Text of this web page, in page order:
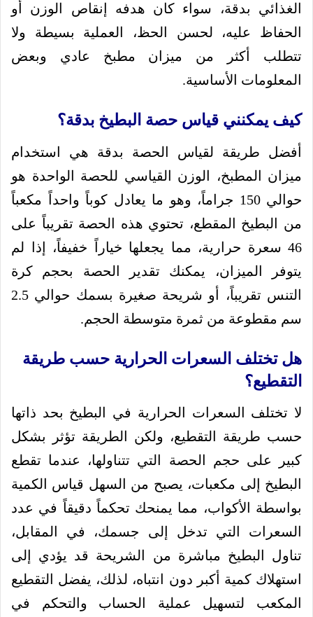
الغذائي بدقة، سواء كان هدفه إنقاص الوزن أو
الحفاظ عليه، لحسن الحظ، العملية بسيطة ولا
تتطلب أكثر من ميزان مطبخ عادي وبعض
المعلومات الأساسية.
كيف يمكنني قياس حصة البطيخ بدقة؟
أفضل طريقة لقياس الحصة بدقة هي استخدام
ميزان المطبخ، الوزن القياسي للحصة الواحدة هو
حوالي 150 جراماً، وهو ما يعادل كوباً واحداً مكعباً
من البطيخ المقطع، تحتوي هذه الحصة تقريباً على
46 سعرة حرارية، مما يجعلها خياراً خفيفاً، إذا لم
يتوفر الميزان، يمكنك تقدير الحصة بحجم كرة
التنس تقريباً، أو شريحة صغيرة بسمك حوالي 2.5
سم مقطوعة من ثمرة متوسطة الحجم.
هل تختلف السعرات الحرارية حسب طريقة
التقطيع؟
لا تختلف السعرات الحرارية في البطيخ بحد ذاتها
حسب طريقة التقطيع، ولكن الطريقة تؤثر بشكل
كبير على حجم الحصة التي تتناولها، عندما تقطع
البطيخ إلى مكعبات، يصبح من السهل قياس الكمية
بواسطة الأكواب، مما يمنحك تحكماً دقيقاً في عدد
السعرات التي تدخل إلى جسمك، في المقابل،
تناول البطيخ مباشرة من الشريحة قد يؤدي إلى
استهلاك كمية أكبر دون انتباه، لذلك، يفضل التقطيع
المكعب لتسهيل عملية الحساب والتحكم في